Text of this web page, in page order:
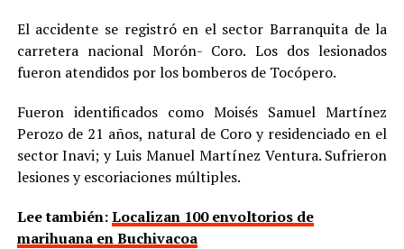
El accidente se registró en el sector Barranquita de la
carretera nacional Morón- Coro. Los dos lesionados
fueron atendidos por los bomberos de Tocópero.
Fueron identificados como Moisés Samuel Martínez
Perozo de 21 años, natural de Coro y residenciado en el
sector Inavi; y Luis Manuel Martínez Ventura. Sufrieron
lesiones y escoriaciones múltiples.
Lee también:Localizan 100 envoltorios de
marihuana en Buchivacoa